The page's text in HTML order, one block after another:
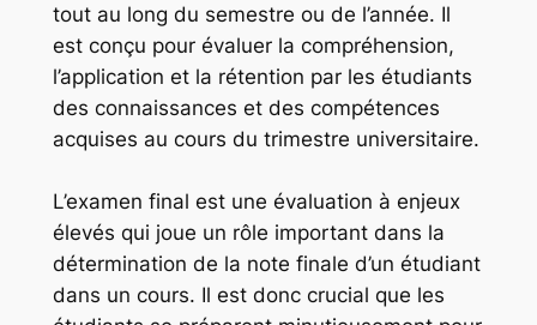
tout au long du semestre ou de l’année. Il
est conçu pour évaluer la compréhension,
l’application et la rétention par les étudiants
des connaissances et des compétences
acquises au cours du trimestre universitaire.
L’examen final est une évaluation à enjeux
élevés qui joue un rôle important dans la
détermination de la note finale d’un étudiant
dans un cours. Il est donc crucial que les